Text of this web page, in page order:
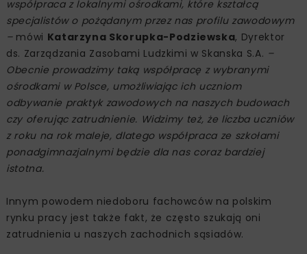
współpraca z lokalnymi ośrodkami, które kształcą
specjalistów o pożądanym przez nas profilu zawodowym
– mówi Katarzyna Skorupka-Podziewska, Dyrektor
ds. Zarządzania Zasobami Ludzkimi w Skanska S.A. –
Obecnie prowadzimy taką współpracę z wybranymi
ośrodkami w Polsce, umożliwiając ich uczniom
odbywanie praktyk zawodowych na naszych budowach
czy oferując zatrudnienie. Widzimy też, że liczba uczniów
z roku na rok maleje, dlatego współpraca ze szkołami
ponadgimnazjalnymi będzie dla nas coraz bardziej
istotna.
Innym powodem niedoboru fachowców na polskim
rynku pracy jest także fakt, że często szukają oni
zatrudnienia u naszych zachodnich sąsiadów.